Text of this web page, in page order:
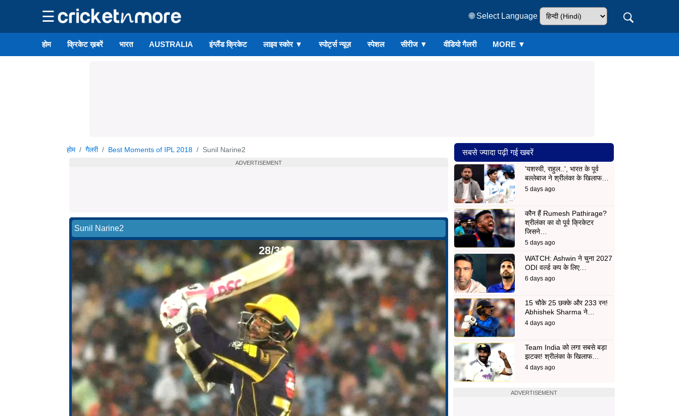
☰ 🌐 Select Language
होम क्रिकेट ख़बरें भारत AUSTRALIA इंग्लैंड क्रिकेट लाइव स्कोर ▼ स्पोर्ट्स न्यूज़ स्पेशल सीरीज ▼ वीडियो गैलरी MORE ▼
होम गैलरी Best Moments of IPL 2018 Sunil Narine2
ADVERTISEMENT
Sunil Narine2
28/31
सबसे ज्यादा पढ़ी गई खबरें
'यशस्वी, राहुल..', भारत के पूर्व
बल्लेबाज ने श्रीलंका के खिलाफ…
5 days ago
कौन हैं Rumesh Pathirage?
श्रीलंका का वो पूर्व क्रिकेटर
जिसने…
5 days ago
WATCH: Ashwin ने चुना 2027
ODI वर्ल्ड कप के लिए…
6 days ago
15 चौके 25 छक्के और 233 रन!
Abhishek Sharma ने…
4 days ago
Team India को लगा सबसे बड़ा
झटका! श्रीलंका के खिलाफ…
4 days ago
ADVERTISEMENT